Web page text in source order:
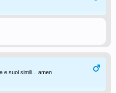
e suoi simili... amen